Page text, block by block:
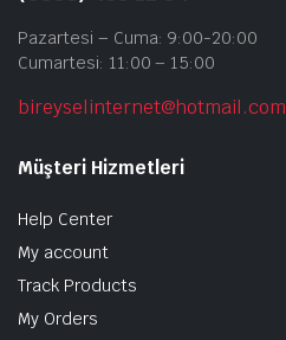
Pazartesi – Cuma: 9:00-20:00
Cumartesi: 11:00 – 15:00
bireyselinternet@hotmail.com
Müşteri Hizmetleri
Help Center
My account
Track Products
My Orders